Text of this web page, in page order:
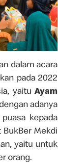
dalam acara
pada 2022
yaitu Ayam
adanya
kepada
Mekdi
yaitu untuk
orang.